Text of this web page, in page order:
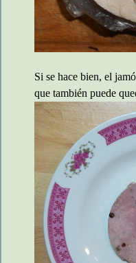
Si se hace bien, el
que también puede